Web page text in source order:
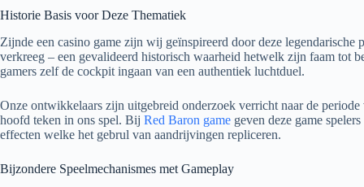
Historie Basis voor Deze Thematiek
Zijnde een casino game zijn wij geïnspireerd door deze
verkreeg – een gevalideerd historisch waarheid hetwelk zijn faam tot
gamers zelf de cockpit ingaan van een authentiek luchtduel.
Onze ontwikkelaars zijn uitgebreid onderzoek verricht naar de
hoofd teken in ons spel. Bij Red Baron game geven deze game
effecten welke het gebrul van aandrijvingen repliceren.
Bijzondere Speelmechanismes met Gameplay